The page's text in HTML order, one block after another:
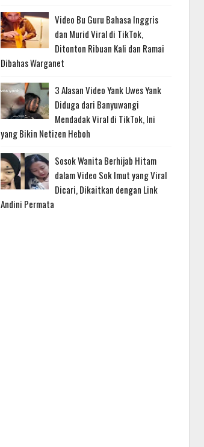
Video Bu Guru Bahasa Inggris
dan Murid Viral di TikTok,
Ditonton Ribuan Kali dan Ramai
Dibahas Warganet
3 Alasan Video Yank Uwes Yank
Diduga dari Banyuwangi
Mendadak Viral di TikTok, Ini
yang Bikin Netizen Heboh
Sosok Wanita Berhijab Hitam
dalam Video Sok Imut yang Viral
Dicari, Dikaitkan dengan Link
Andini Permata